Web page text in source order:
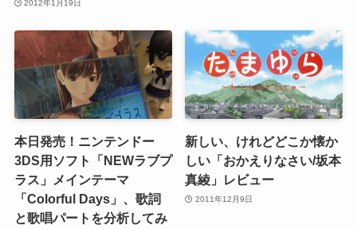
2012年1月19日
本日発売！ニンテンドー
3DS用ソフト「NEWラブプ
ラス」メインテーマ
「Colorful Days」、歌詞
と歌唱パートを分析してみ
新しい、けれどどこか懐か
しい「おかえりなさい/坂本
真綾」レビュー
2011年12月9日